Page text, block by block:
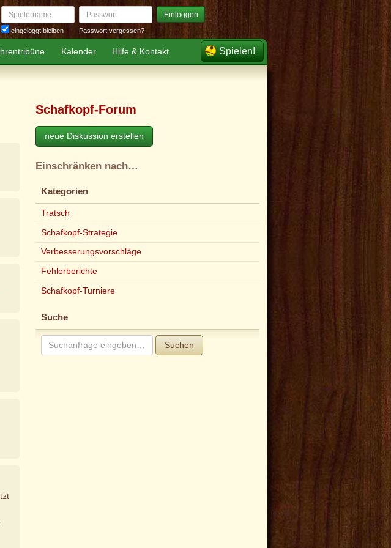
Spielername
eingeloggt bleiben
Passwort Einloggen
Passwort vergessen?
Kalender Hilfe & Kontakt Spielen!
Schafkopf-Forum
neue Diskussion erstellen
Einschränken nach…
Kategorien
Tratsch
Schafkopf-Strategie
Verbesserungsvorschläge
Fehlerberichte
Schafkopf-Turniere
Suche
Suchen